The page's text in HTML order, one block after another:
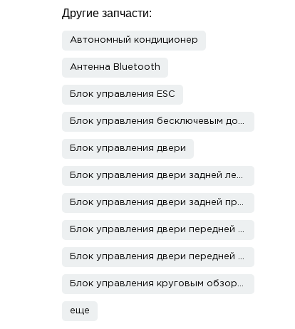
Другие запчасти:
Автономный кондиционер
Антенна Bluetooth
Блок управления ESC
Блок управления двери
еще